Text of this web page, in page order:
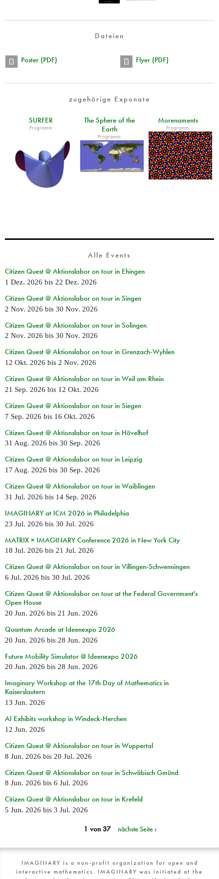
Dateien
Poster (PDF) Flyer (PDF)
zugehörige Exponate
SURFER
Programm
The Sphere of the
Earth
Programm
Morenaments
Programm
Alle Events
Citizen Quest @ Aktionslabor on tour in Ehingen
1 Dez. 2026 bis 22 Dez. 2026
Citizen Quest @ Aktionslabor on tour in Singen
2 Nov. 2026 bis 30 Nov. 2026
Citizen Quest @ Aktionslabor on tour in Solingen
2 Nov. 2026 bis 30 Nov. 2026
Citizen Quest @ Aktionslabor on tour in Grenzach-Wyhlen
12 Okt. 2026 bis 2 Nov. 2026
Citizen Quest @ Aktionslabor on tour in Weil am Rhein
21 Sep. 2026 bis 12 Okt. 2026
Citizen Quest @ Aktionslabor on tour in Siegen
7 Sep. 2026 bis 16 Okt. 2026
Citizen Quest @ Aktionslabor on tour in Hövelhof
31 Aug. 2026 bis 30 Sep. 2026
Citizen Quest @ Aktionslabor on tour in Leipzig
17 Aug. 2026 bis 30 Sep. 2026
Citizen Quest @ Aktionslabor on tour in Waiblingen
31 Jul. 2026 bis 14 Sep. 2026
IMAGINARY at ICM 2026 in Philadelphia
23 Jul. 2026 bis 30 Jul. 2026
MATRIX × IMAGINARY Conference 2026 in New York City
18 Jul. 2026 bis 21 Jul. 2026
Citizen Quest @ Aktionslabor on tour in Villingen-Schwenningen
6 Jul. 2026 bis 30 Jul. 2026
Citizen Quest @ Aktionslabor on tour at the Federal Government's
Open House
20 Jun. 2026 bis 21 Jun. 2026
Quantum Arcade at Ideenexpo 2026
20 Jun. 2026 bis 28 Jun. 2026
Future Mobility Simulator @ Ideenexpo 2026
20 Jun. 2026 bis 28 Jun. 2026
Imaginary Workshop at the 17th Day of Mathematics in
Kaiserslautern
13 Jun. 2026
AI Exhibits workshop in Windeck-Herchen
12 Jun. 2026
Citizen Quest @ Aktionslabor on tour in Wuppertal
8 Jun. 2026 bis 20 Jul. 2026
Citizen Quest @ Aktionslabor on tour in Schwäbisch Gmünd
8 Jun. 2026 bis 6 Jul. 2026
Citizen Quest @ Aktionslabor on tour in Krefeld
5 Jun. 2026 bis 3 Jul. 2026
1 von 37 nächste Seite ›
IMAGINARY is a non-profit organization for open and
interactive mathematics. IMAGINARY was initiated at the